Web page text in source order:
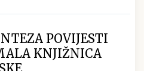
POVIJESTI
KNJIŽNICA